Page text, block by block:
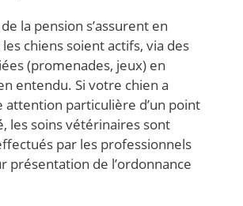
la pension s’assurent en
chiens soient actifs, via des
(promenades, jeux) en
entendu.​ Si votre chien a
attention particulière d’un point
les soins vétérinaires sont
par les professionnels
présentation de l’ordonnance